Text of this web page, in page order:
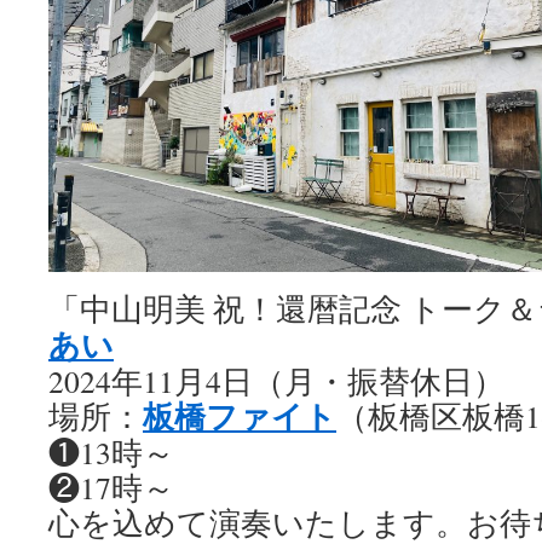
「中山明美 祝！還暦記念 トーク
あい
2024年11月4日（月・振替休日）
場所：板橋ファイト
（板橋区板橋
❶13時～
❷17時～
心を込めて演奏いたします。お